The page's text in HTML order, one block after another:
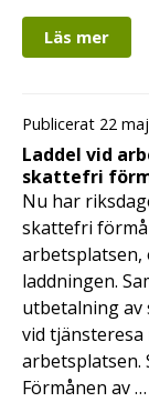
Läs mer
Publicerat 22
Laddel vid
skattefri
Nu har
skattefri
arbetsplatsen,
laddningen.
utbetalning
vid
arbetsplatsen.
Förmånen av …